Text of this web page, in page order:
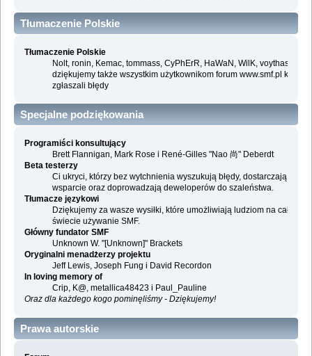
Tłumaczenie Polskie
Tłumaczenie Polskie
Nolt, ronin, Kemac, tommass, CyPhErR, HaWaN, WilK, voythas i
dziękujemy także wszystkim użytkownikom forum www.smf.pl którzy
zgłaszali błędy
Specjalne podziękowania
Programiści konsultujący
Brett Flannigan, Mark Rose i René-Gilles "Nao 尚" Deberdt
Beta testerzy
Ci ukryci, którzy bez wytchnienia wyszukują błędy, dostarczają
wsparcie oraz doprowadzają deweloperów do szaleństwa.
Tłumacze językowi
Dziękujemy za wasze wysiłki, które umożliwiają ludziom na całym
świecie używanie SMF.
Główny fundator SMF
Unknown W. "[Unknown]" Brackets
Oryginalni menadżerzy projektu
Jeff Lewis, Joseph Fung i David Recordon
In loving memory of
Crip, K@, metallica48423 i Paul_Pauline
Oraz dla każdego kogo pominęliśmy - Dziękujemy!
Prawa autorskie